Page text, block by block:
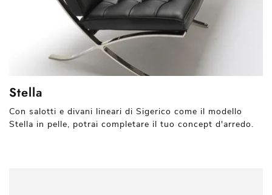
Stella
Con salotti e divani lineari di Sigerico come il modello
Stella in pelle, potrai completare il tuo concept d'arredo.